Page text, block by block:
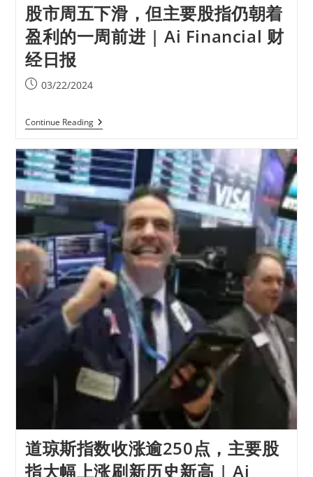
股市周五下滑，但主要股指仍朝着
盈利的一周前进 | Ai Financial 财
经日报
03/22/2024
Continue Reading
道琼斯指数收涨逾250点，主要股
指大幅上涨刷新历史新高 | Ai